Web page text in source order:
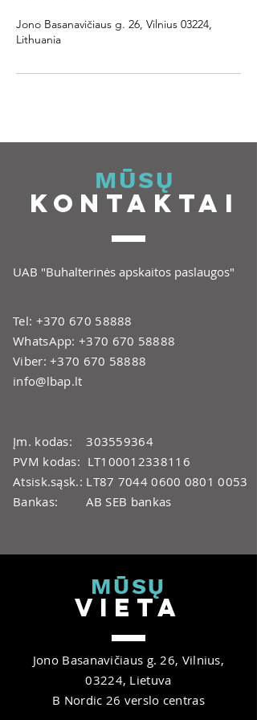
Jono Basanavičiaus g. 26, Vilnius 03224,
Lithuania
MŪSŲ
KONTAKTAI
UAB "Buhalterinės apskaitos paslaugos"
Tel: +370 670 58888
WhatsApp:+370 670 58888
Viber:+370 670 58888
info@lbap.lt
Įm. kodas:303559364
PVM kodas: LT100012338116
Atsisk.sąsk.: LT87 7044 0600 0801 0053
Bankas: AB SEB bankas
MŪSŲ
V IETA
Jono Basanavičiaus g. 26, Vilnius,
03224, Lietuva
B Nordic 26 verslo centras